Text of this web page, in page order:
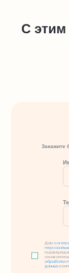
С этим
Закажите
Даю
обработки
данных